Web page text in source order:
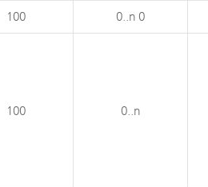
100 0..n 0
100 0..n